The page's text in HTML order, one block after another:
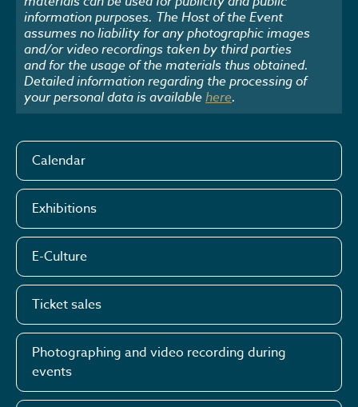
information purposes. The Host of the Event
assumes no liability for any photographic images
and/or video recordings taken by third parties
and for the usage of the materials thus obtained.
Detailed information regarding the processing of
your personal data is availablehere.
Calendar
Exhibitions
E-Culture
Ticket sales
Photographing and video recording during
events